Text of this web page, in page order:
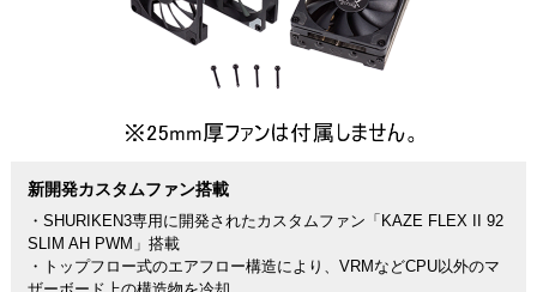
新開発カスタムファン搭載
・SHURIKEN3専用に開発されたカスタムファン「KAZE FLEX II 92
SLIM AH PWM」搭載
・トップフロー式のエアフロー構造により、VRMなどCPU以外のマ